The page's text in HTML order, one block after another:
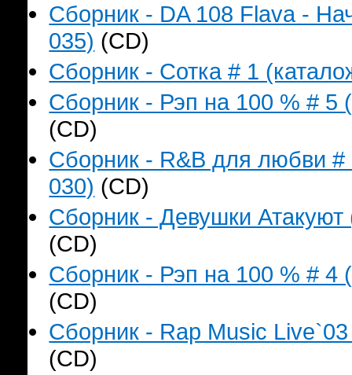
Сборник - DA 108 Flava -
035) (CD)
Сборник - Сотка # 1
Сборник - Рэп на 100 % # 5
(CD)
Сборник - R&B для любви
030) (CD)
Сборник - Девушки
(CD)
Сборник - Рэп на 100 % # 4
(CD)
Сборник - Rap Music
(CD)